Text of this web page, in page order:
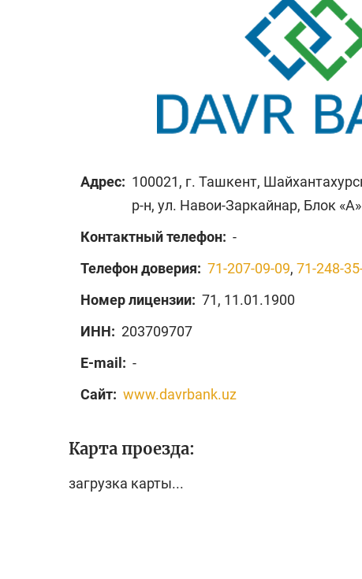
Адрес: 100021, г. Ташкент,
р-н, ул. Навои-Заркайнар, Блок «А»
Контактный телефон: -
Телефон доверия: 71-207-09-09, 71-248-
Номер лицензии: 71, 11.01.1900
ИНН: 203709707
E-mail: -
Сайт: www.davrbank.uz
Карта проезда:
загрузка карты...